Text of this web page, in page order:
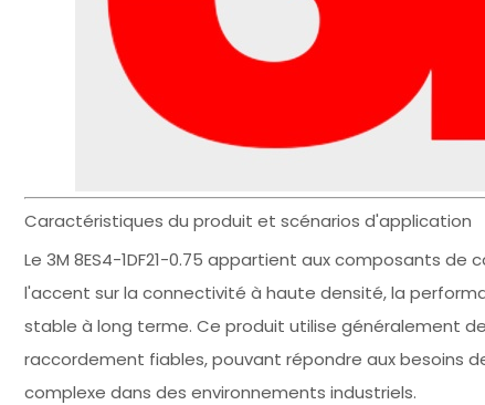
Caractéristiques du produit et scénarios d'application
Le 3M 8ES4-1DF21-0.75 appartient aux composants
l'accent sur la connectivité à haute densité, la
stable à long terme. Ce produit utilise généralement
raccordement fiables, pouvant répondre aux besoins
complexe dans des environnements industriels.